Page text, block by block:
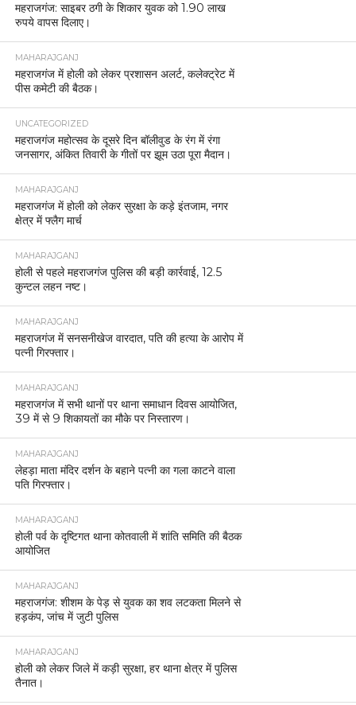
महराजगंज: साइबर ठगी के शिकार युवक को 1.90 लाख
रुपये वापस दिलाए।
MAHARAJGANJ
महराजगंज में होली को लेकर प्रशासन अलर्ट, कलेक्ट्रेट में
पीस कमेटी की बैठक।
UNCATEGORIZED
महराजगंज महोत्सव के दूसरे दिन बॉलीवुड के रंग में रंगा
जनसागर, अंकित तिवारी के गीतों पर झूम उठा पूरा मैदान।
MAHARAJGANJ
महराजगंज में होली को लेकर सुरक्षा के कड़े इंतजाम, नगर
क्षेत्र में फ्लैग मार्च
MAHARAJGANJ
होली से पहले महराजगंज पुलिस की बड़ी कार्रवाई, 12.5
कुन्टल लहन नष्ट।
MAHARAJGANJ
महराजगंज में सनसनीखेज वारदात, पति की हत्या के आरोप में
पत्नी गिरफ्तार।
MAHARAJGANJ
महराजगंज में सभी थानों पर थाना समाधान दिवस आयोजित,
39 में से 9 शिकायतों का मौके पर निस्तारण।
MAHARAJGANJ
लेहड़ा माता मंदिर दर्शन के बहाने पत्नी का गला काटने वाला
पति गिरफ्तार।
MAHARAJGANJ
होली पर्व के दृष्टिगत थाना कोतवाली में शांति समिति की बैठक
आयोजित
MAHARAJGANJ
महराजगंज: शीशम के पेड़ से युवक का शव लटकता मिलने से
हड़कंप, जांच में जुटी पुलिस
MAHARAJGANJ
होली को लेकर जिले में कड़ी सुरक्षा, हर थाना क्षेत्र में पुलिस
तैनात।